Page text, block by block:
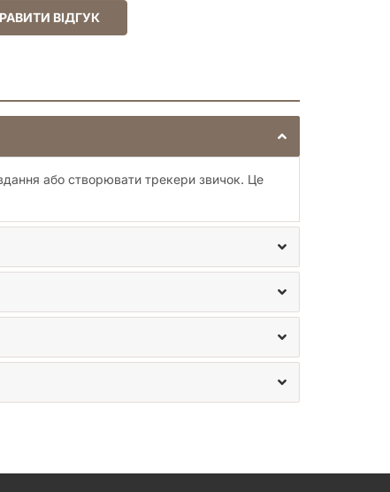
ВІДГУК
або створювати трекери звичок. Це